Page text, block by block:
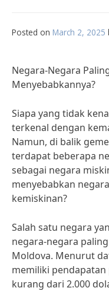
Posted on March 2, 2025
Negara-Negara
Menyebabkannya?
Siapa yang tidak
terkenal dengan
Namun, di balik
terdapat beberapa
sebagai negara
menyebabkan
kemiskinan?
Salah satu negara
negara-negara
Moldova. Menurut
memiliki
kurang dari 2.000